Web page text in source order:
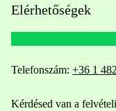
Elérhetőségek
Telefonszám: +36 1
Kérdésed van a